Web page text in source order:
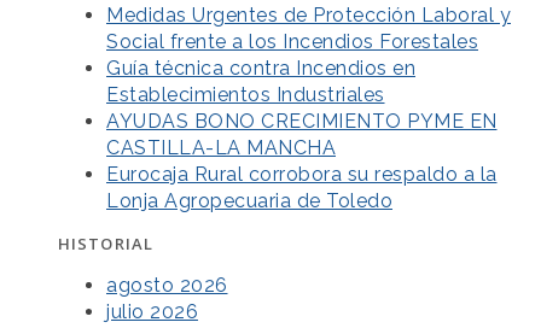
Medidas Urgentes de Protección Laboral y
Social frente a los Incendios Forestales
Guía técnica contra Incendios en
Establecimientos Industriales
AYUDAS BONO CRECIMIENTO PYME EN
CASTILLA-LA MANCHA
Eurocaja Rural corrobora su respaldo a la
Lonja Agropecuaria de Toledo
HISTORIAL
agosto 2026
julio 2026